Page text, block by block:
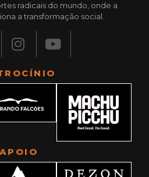
radicais do mundo, onde a
a transformação social.
APOIO